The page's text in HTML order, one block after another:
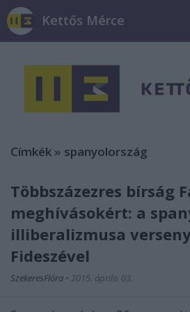
Kettős Mérce
Címkék » spanyolország
Többszázezres bírság
meghívásokért: a
illiberalizmusa
Fideszével
SzekeresFlóra • 2015. április 03.